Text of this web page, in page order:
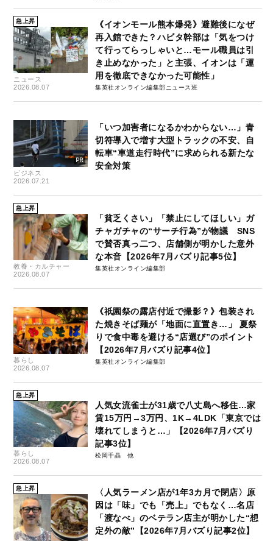
急上昇
ニュース
2026.08.07
《イオンモール熊本爆発》避難後になぜ
再入館できた？ハビタ幹部は「気をつけ
て行ってらっしゃいと…モール職員は引
き止めなかった」と主張、イオンは「運
用を徹底できなかった可能性」
集英社オンライン編集部ニュース班
ビジネス
2026.07.21
「いつ加害者になるかわからない…」青
切符導入で増す大型トラックの不安、自
転車“車道走行時代”に求められる新たな
安全対策
急上昇
教養・カルチャー
2026.08.07
「貧乏くさい」「禁止にしてほしい」ガ
チャガチャの“サーチ行為”が物議 SNS
で賛否真っ二つ、店舗側が明かした意外
な本音【2026年7月バズり記事5位】
集英社オンライン編集部
暮らし
2026.08.07
《祇園祭の露店付近で撮影？》包装され
た焼きそば麺が「地面に直置き…」 夏祭
りで食中毒を避ける“店選び”のポイント
【2026年7月バズり記事4位】
集英社オンライン編集部
急上昇
暮らし
2026.08.07
人気女流雀士が31歳で八丈島へ移住…家
賃15万円→3万円、1K→4LDK「東京では
壊れてしまうと…」【2026年7月バズり
記事3位】
松岡千晶
急上昇
〈人気ラーメン店が1年3カ月で閉店〉原
因は「味」でも「売上」でもなく…名店
「渡なべ」のベテラン店主が明かした“想
定外の敵”【2026年7月バズり記事2位】